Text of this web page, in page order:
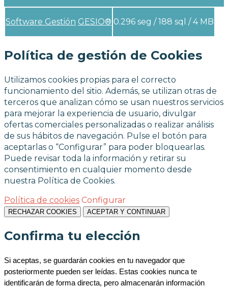
Software Gestión GESIO® 0.296 seg /188 sql / 4 MB
Política de gestión de Cookies
Utilizamos cookies propias para el correcto
funcionamiento del sitio. Además, se utilizan otras de
terceros que analizan cómo se usan nuestros servicios
para mejorar la experiencia de usuario, divulgar
ofertas comerciales personalizadas o realizar análisis
de sus hábitos de navegación. Pulse el botón para
aceptarlas o “Configurar” para poder bloquearlas.
Puede revisar toda la información y retirar su
consentimiento en cualquier momento desde
nuestra Política de Cookies.
Política de cookies Configurar
RECHAZAR COOKIES ACEPTAR Y CONTINUAR
Confirma tu elección
Si aceptas, se guardarán cookies en tu navegador que
posteriormente pueden ser leídas. Estas cookies nunca te
identificarán de forma directa, pero almacenarán información